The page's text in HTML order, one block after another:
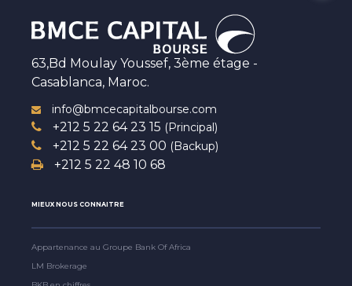
63,Bd Moulay Youssef, 3ème étage -
Casablanca, Maroc.
info@bmcecapitalbourse.com
+212 5 22 64 23 15 (Principal)
+212 5 22 64 23 00 (Backup)
+212 5 22 48 10 68
MIEUX NOUS CONNAITRE
Appartenance au Groupe Bank Of Africa
LM Brokerage